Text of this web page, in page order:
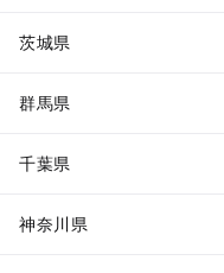
茨城県
群馬県
千葉県
神奈川県